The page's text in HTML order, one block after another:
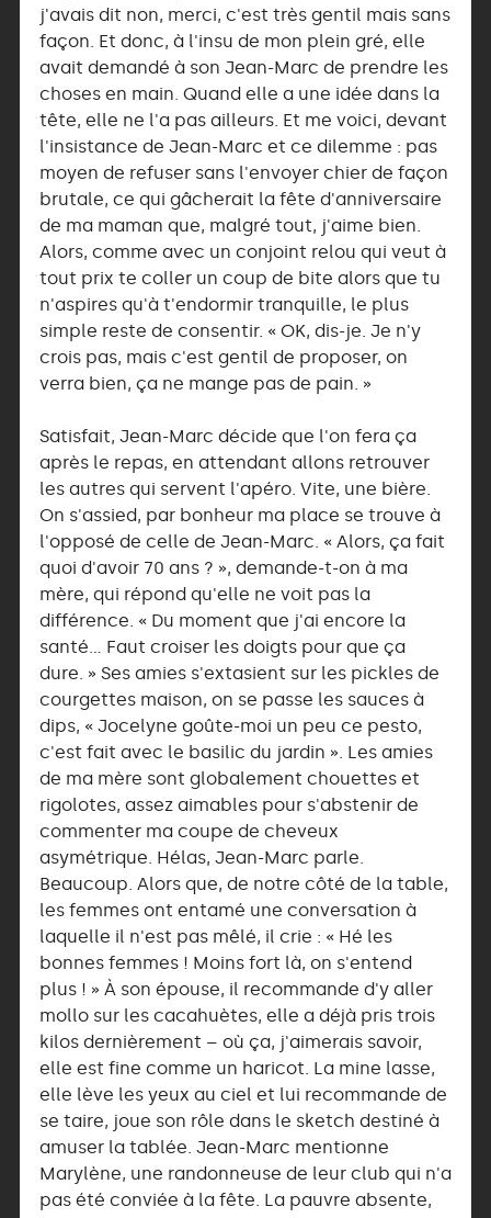
j'avais dit non, merci, c'est très gentil mais sans
façon. Et donc, à l'insu de mon plein gré, elle
avait demandé à son Jean-Marc de prendre les
choses en main. Quand elle a une idée dans la
tête, elle ne l'a pas ailleurs. Et me voici, devant
l'insistance de Jean-Marc et ce dilemme : pas
moyen de refuser sans l'envoyer chier de façon
brutale, ce qui gâcherait la fête d'anniversaire
de ma maman que, malgré tout, j'aime bien.
Alors, comme avec un conjoint relou qui veut à
tout prix te coller un coup de bite alors que tu
n'aspires qu'à t'endormir tranquille, le plus
simple reste de consentir. « OK, dis-je. Je n'y
crois pas, mais c'est gentil de proposer, on
verra bien, ça ne mange pas de pain. »
Satisfait, Jean-Marc décide que l'on fera ça
après le repas, en attendant allons retrouver
les autres qui servent l'apéro. Vite, une bière.
On s'assied, par bonheur ma place se trouve à
l'opposé de celle de Jean-Marc. « Alors, ça fait
quoi d'avoir 70 ans ? », demande-t-on à ma
mère, qui répond qu'elle ne voit pas la
différence. « Du moment que j'ai encore la
santé… Faut croiser les doigts pour que ça
dure. » Ses amies s'extasient sur les pickles de
courgettes maison, on se passe les sauces à
dips, « Jocelyne goûte-moi un peu ce pesto,
c'est fait avec le basilic du jardin ». Les amies
de ma mère sont globalement chouettes et
rigolotes, assez aimables pour s'abstenir de
commenter ma coupe de cheveux
asymétrique. Hélas, Jean-Marc parle.
Beaucoup. Alors que, de notre côté de la table,
les femmes ont entamé une conversation à
laquelle il n'est pas mêlé, il crie : « Hé les
bonnes femmes ! Moins fort là, on s'entend
plus ! » À son épouse, il recommande d'y aller
mollo sur les cacahuètes, elle a déjà pris trois
kilos dernièrement – où ça, j'aimerais savoir,
elle est fine comme un haricot. La mine lasse,
elle lève les yeux au ciel et lui recommande de
se taire, joue son rôle dans le sketch destiné à
amuser la tablée. Jean-Marc mentionne
Marylène, une randonneuse de leur club qui n'a
pas été conviée à la fête. La pauvre absente,